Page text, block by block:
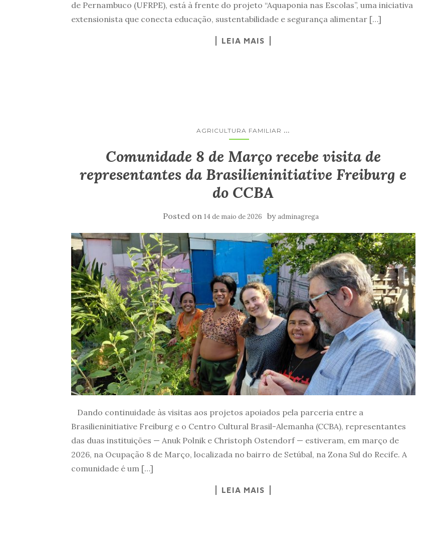
de Pernambuco (UFRPE), está à frente do projeto “Aquaponia nas Escolas”, uma iniciativa
extensionista que conecta educação, sustentabilidade e segurança alimentar […]
LEIA MAIS
AGRICULTURA FAMILIAR ...
Comunidade 8 de Março recebe visita de
representantes da Brasilieninitiative Freiburg e
do CCBA
Posted on 14 de maio de 2026 byadminagrega
Dando continuidade às visitas aos projetos apoiados pela parceria entre a
Brasilieninitiative Freiburg e o Centro Cultural Brasil-Alemanha (CCBA), representantes
das duas instituições — Anuk Polnik e Christoph Ostendorf — estiveram, em março de
2026, na Ocupação 8 de Março, localizada no bairro de Setúbal, na Zona Sul do Recife. A
comunidade é um […]
LEIA MAIS